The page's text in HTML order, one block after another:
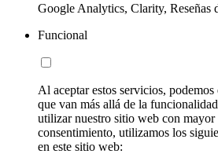
Google Analytics, Clarity, Reseñas
Funcional
Al aceptar estos servicios,
que van más allá de la
utilizar nuestro sitio web con
consentimiento, utilizamos los
en este sitio web: